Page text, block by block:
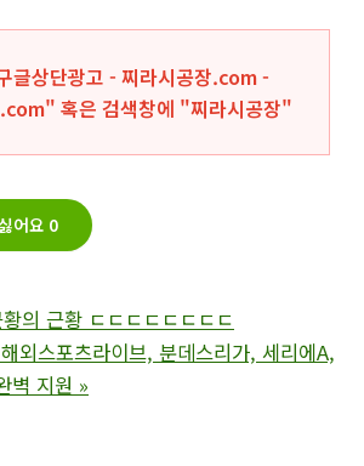
글상단광고 - 찌라시공장.com -
혹은 검색창에 "찌라시공장"
어요 0
의 근황 ㄷㄷㄷㄷㄷㄷㄷㄷ
외스포츠라이브, 분데스리가, 세리에A,
벽 지원 »